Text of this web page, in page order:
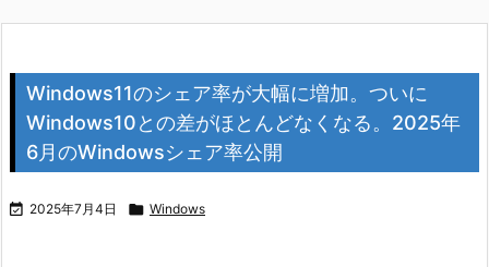
Windows11のシェア率が大幅に増加。ついに
Windows10との差がほとんどなくなる。2025年
6月のWindowsシェア率公開
 2025年7月4日  Windows